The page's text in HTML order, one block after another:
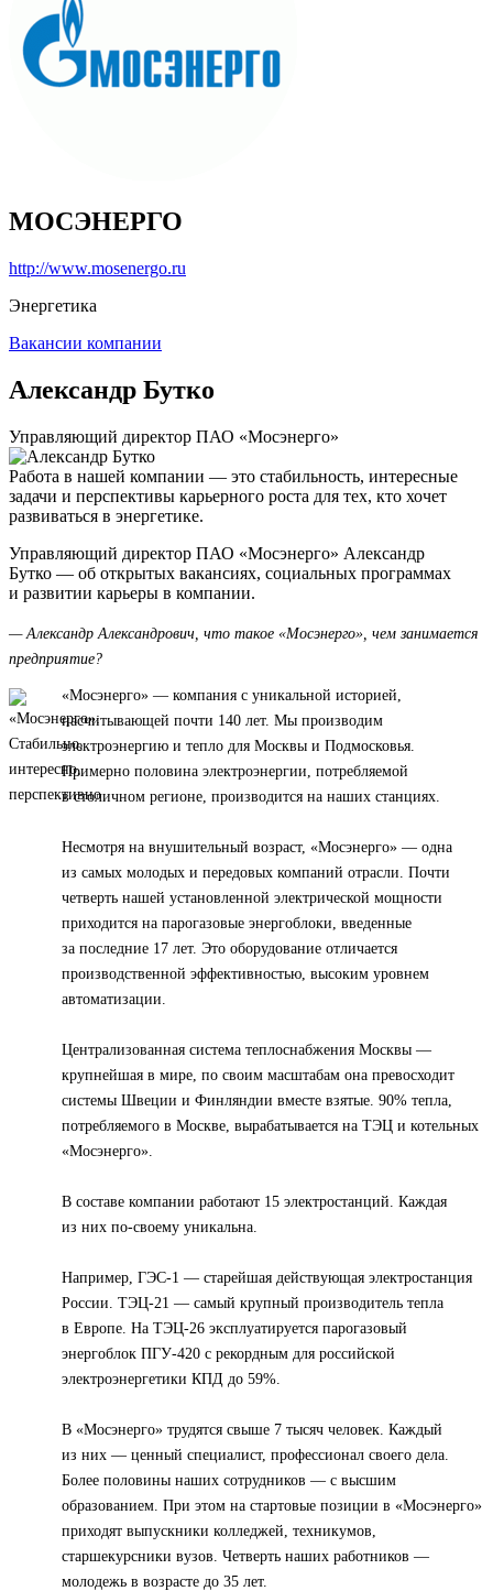
МОСЭНЕРГО
http://www.mosenergo.ru
Энергетика
Вакансии компании
Александр Бутко
Управляющий директор ПАО «Мосэнерго»
Работа в нашей компании — это стабильность, интересные
задачи и перспективы карьерного роста для тех, кто хочет
развиваться в энергетике.
Управляющий директор ПАО «Мосэнерго» Александр
Бутко — об открытых вакансиях, социальных программах
и развитии карьеры в компании.
— Александр Александрович, что такое «Мосэнерго», чем занимается
предприятие?
«Мосэнерго» — компания с уникальной историей,
насчитывающей почти 140 лет. Мы производим
электроэнергию и тепло для Москвы и Подмосковья.
Примерно половина электроэнергии, потребляемой
в столичном регионе, производится на наших станциях.
Несмотря на внушительный возраст, «Мосэнерго» — одна
из самых молодых и передовых компаний отрасли. Почти
четверть нашей установленной электрической мощности
приходится на парогазовые энергоблоки, введенные
за последние 17 лет. Это оборудование отличается
производственной эффективностью, высоким уровнем
автоматизации.
Централизованная система теплоснабжения Москвы —
крупнейшая в мире, по своим масштабам она превосходит
системы Швеции и Финляндии вместе взятые. 90% тепла,
потребляемого в Москве, вырабатывается на ТЭЦ и котельных
«Мосэнерго».
В составе компании работают 15 электростанций. Каждая
из них по-своему уникальна.
Например, ГЭС-1 — старейшая действующая электростанция
России. ТЭЦ-21 — самый крупный производитель тепла
в Европе. На ТЭЦ-26 эксплуатируется парогазовый
энергоблок ПГУ-420 с рекордным для российской
электроэнергетики КПД до 59%.
В «Мосэнерго» трудятся свыше 7 тысяч человек. Каждый
из них — ценный специалист, профессионал своего дела.
Более половины наших сотрудников — с высшим
образованием. При этом на стартовые позиции в «Мосэнерго»
приходят выпускники колледжей, техникумов,
старшекурсники вузов. Четверть наших работников —
молодежь в возрасте до 35 лет.